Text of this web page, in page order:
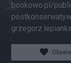
bookowo.pl/